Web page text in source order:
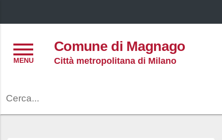
Comune di Magnago
Città metropolitana di Milano